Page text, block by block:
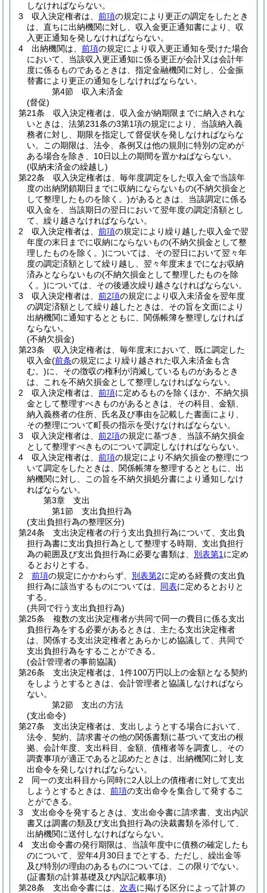
しなければならない。
3
収入決定権者は、 前項の規定により更正の調定をしたとき
は、直ちに出納機関に対し、収入金更正通知書により、収
入更正通知を発しなければならない。
4
出納機関は、 前項の規定により収入更正通知を受けた場合
において、当該収入更正通知に係る更正が会計又は会計年
度に係るものであるときは、指定金融機関に対し、公金振
替書により更正の通知をしなければならない。
第4節
収入未済金
(督促)
第21条
収入決定権者は、収入金が納期限までに納入されな
いときは、法第231条の3第1項の規定により、当該納入義
務者に対し、期限を指定して督促状を発しなければならな
い。
この期限は、法令、条例又は他の規則に特別の定めが
ある場合を除き、10日以上の期間を置かねばならない。
(収納未済金の繰越し)
第22条
収入決定権者は、毎年度調定をした収入金で当該年
度の出納閉鎖期日までに収納にならないもの(不納欠損金と
して整理したものを除く。)があるときは、当該調定に係る
収入金を、当該期日の翌日において翌年度の調定済額とし
て、繰り越さなければならない。
2
収入決定権者は、 前項の規定により繰り越した収入金で翌
年度の末日までに収納にならないもの(不納欠損金として整
理したものを除く。)については、その翌日において翌々年
度の調定済額として繰り越し、翌々年度末までになお収納
済みとならないもの(不納欠損金として整理したものを除
く。)については、その後逓次繰り越さなければならない。
3
収入決定権者は、 前2項の規定により収入未済金を翌年度
の調定済額として繰り越したときは、その旨を文面により
出納機関に通知するとともに、関係帳簿を整理しなければ
ならない。
(不納欠損金)
第23条
収入決定権者は、毎年度末において、既に調定した
収入金(前条の規定により繰り越された収入未済金も含
む。)に、その徴収の権利が消滅しているものがあるとき
は、これを不納欠損金として整理しなければならない。
2
収入決定権者は、 前項に定めるものを除くほか、不納欠損
金として整理すべきものがあるときは、その科目、金額、
納入義務者の住所、氏名及び事由を記載した書面により、
その整理について町長の指示を受けなければならない。
3
収入決定権者は、 前2項の規定に基づき、当該不納欠損金
として整理すべきものについて調定しなければならない。
4
収入決定権者は、 前項の規定により不納欠損金の整理につ
いて調定をしたときは、関係帳簿を整理するとともに、出
納機関に対し、この旨を不納欠損処分書により通知しなけ
ればならない。
第3章
支出
第1節
支出負担行為
(支出負担行為の整理区分)
第24条
支出決定権者の行う支出負担行為について、支出負
担行為書に支出負担行為として整理する時期、支出負担行
為の範囲及び支出負担行為に必要な書類は、 別表第1 に定め
るとおりとする。
2
前項の規定にかかわらず、 別表第2に定める経費の支出負
担行為に該当するものについては、 同表に定めるとおりと
する。
(共同で行う支出負担行為)
第25条
複数の支出決定権者が共同で同一の費目に係る支出
負担行為をする必要があるときは、主たる支出決定権者
は、関係する支出決定権者とあらかじめ協議して、共同で
支出負担行為をすることができる。
(会計管理者の事前協議)
第26条
支出決定権者は、1件100万円以上の金額となる契約
をしようとするときは、会計管理者と協議しなければなら
ない。
第2節
支出の方法
(支出命令)
第27条
支出決定権者は、支出しようとする場合において、
法令、契約、請求書その他の関係書類に基づいて支出の根
拠、会計年度、支出科目、金額、債権者等を調査し、その
調査事項が適正であると認めたときは、出納機関に対し支
出命令を発しなければならない。
2
同一の支出科目から同時に2人以上の債権者に対して支出
しようとするときは、 前項の支出命令を集合して発するこ
とができる。
3
支出命令を発するときは、支出命令書に請求書、支出内訳
書又は調書の類及び支出負担行為の決裁書類を添付して、
出納機関に送付しなければならない。
4
支出命令書の発行期限は、当該年度中に債務の確定したも
のについて、翌年4月30日までとする。 ただし、繰出金等
及び特別の理由のあるものについては、この限りでない。
(証書類の計算基礎及び内訳記載事項)
第28条
支出命令書には、 次表に掲げる区分によって計算の